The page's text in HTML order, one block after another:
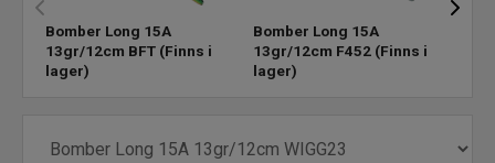
Havsfiske
Trollingbeten
Bomber Long 15A
13gr/12cm BFT (Finns i
lager)
Bomber Long 15A
13gr/12cm F452 (Finns i
lager)